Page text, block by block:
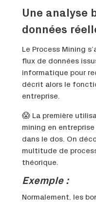
Une analyse
données
Le Process Mining
flux de données
informatique pour
décrit alors le
entreprise.
😱 La première
mining en
dans le dos. On
multitude de
théorique.
Exemple :
Normalement, les